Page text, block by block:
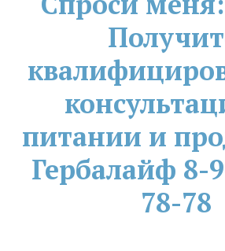
питании и
Гербалайф 8-
78-78